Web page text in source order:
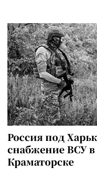
Россия под
снабжение ВСУ в
Краматорске